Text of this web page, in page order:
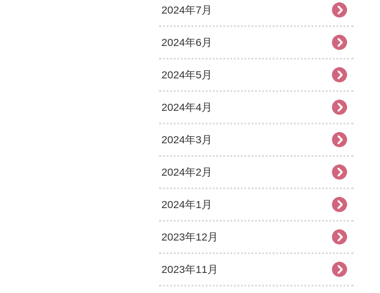
2024年7月
2024年6月
2024年5月
2024年4月
2024年3月
2024年2月
2024年1月
2023年12月
2023年11月